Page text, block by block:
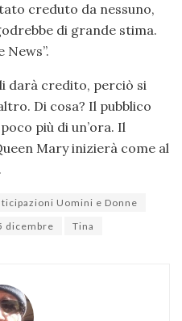
creduto da nessuno,
di grande stima.
News”.
darà credito, perciò si
Di cosa? Il pubblico
più di un’ora. Il
Mary inizierà come al
Uomini e Donne
dicembre Tina